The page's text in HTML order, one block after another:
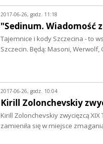
2017-06-26, godz. 11:18
"Sedinum. Wiadomość
Tajemnice i kody Szczecina - to
Szczecin. Będą: Masoni,
2017-06-26, godz. 10:04
Kirill Zolonchevskiy
Kirill Zolonchevskiy zwycięzcą
zamieniła się w miejsce